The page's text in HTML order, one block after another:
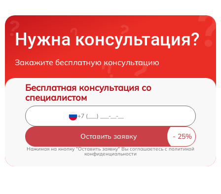
Нужна консультация?
Закажите бесплатную консультацию
Бесплатная консультация со
специалистом
Оставить заявку
Нажимая на кнопку "Оставить заявку" Вы соглашаетесь cполитикой
конфиденциальности